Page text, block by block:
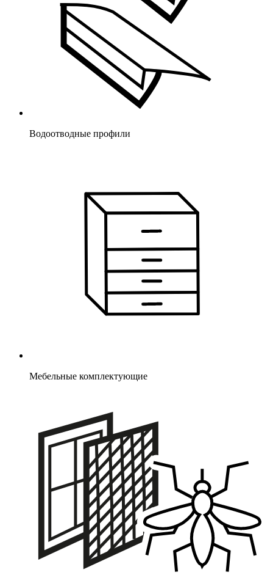
Водоотводные профили
Мебельные комплектующие